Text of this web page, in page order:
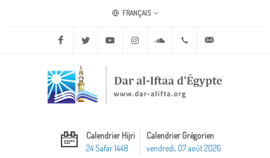
FRANÇAIS
Facebook Twitter Youtube Instagram Soundcloud+20 2 25970400
Calendrier Hijri
24 Safar 1448
Calendrier Grégorien
vendredi, 07 août 2026